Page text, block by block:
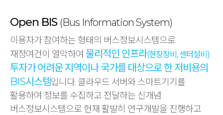
Open BIS (Bus Information System)
이용자가 참여하는 형태의 버스정보시스템으로
재정여건이 열악하여 물리적인 인프라(현장장비, 센터설비)
투자가 어려운 지역이나 국가를대상으로 한 저비용의
BIS시스템입니다. 클라우드 서버와 스마트기기를
활용하여 정보를 수집하고 전달하는 신개념
버스정보시스템으로 현재 활발히 연구개발을 진행하고